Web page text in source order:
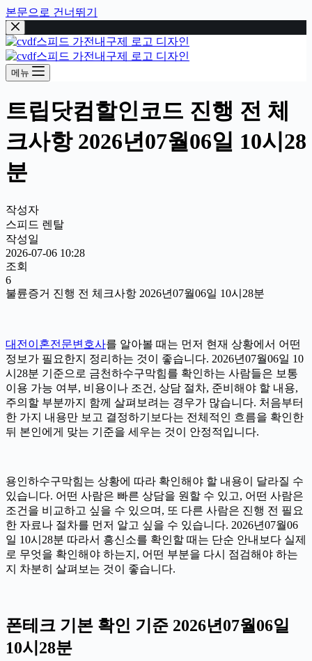
본문으로 건너뛰기
메뉴
트립닷컴할인코드 진행 전 체
크사항 2026년07월06일 10시28
분
작성자
스피드 렌탈
작성일
2026-07-06 10:28
조회
6
불륜증거 진행 전 체크사항 2026년07월06일 10시28분
대전이혼전문변호사를 알아볼 때는 먼저 현재 상황에서 어떤
정보가 필요한지 정리하는 것이 좋습니다. 2026년07월06일 10
시28분 기준으로 금천하수구막힘를 확인하는 사람들은 보통
이용 가능 여부, 비용이나 조건, 상담 절차, 준비해야 할 내용,
주의할 부분까지 함께 살펴보려는 경우가 많습니다. 처음부터
한 가지 내용만 보고 결정하기보다는 전체적인 흐름을 확인한
뒤 본인에게 맞는 기준을 세우는 것이 안정적입니다.
용인하수구막힘는 상황에 따라 확인해야 할 내용이 달라질 수
있습니다. 어떤 사람은 빠른 상담을 원할 수 있고, 어떤 사람은
조건을 비교하고 싶을 수 있으며, 또 다른 사람은 진행 전 필요
한 자료나 절차를 먼저 알고 싶을 수 있습니다. 2026년07월06
일 10시28분 따라서 흥신소를 확인할 때는 단순 안내보다 실제
로 무엇을 확인해야 하는지, 어떤 부분을 다시 점검해야 하는
지 차분히 살펴보는 것이 좋습니다.
폰테크 기본 확인 기준 2026년07월06일
10시28분